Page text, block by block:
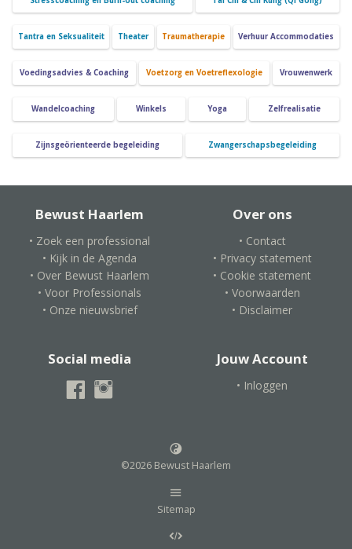
Tantra en Seksualiteit Theater Traumatherapie Verhuur Accommodaties
Voedingsadvies & Coaching Voetzorg en Voetreflexologie Vrouwenwerk
Wandelcoaching Winkels Yoga Zelfrealisatie
Zijnsgeörienteerde begeleiding Zwangerschapsbegeleiding
Bewust Haarlem
• Zoek een professional
• Kijk in de Agenda
• Over Bewust Haarlem
• Voor Professionals
• Onze nieuwsbrief
Over ons
• Contact
• Privacy statement
• Cookie statement
• Voorwaarden
• Disclaimer
Social media Jouw Account
• Inloggen
©2026 Bewust Haarlem
Sitemap